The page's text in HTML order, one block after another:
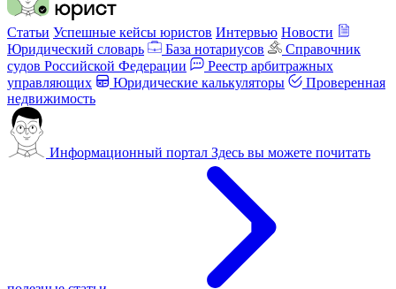
Статьи Успешные кейсы юристов Интервью Новости
Юридический словарь
База нотариусов
Справочник
судов Российской Федерации
Реестр арбитражных
управляющих
Юридические калькуляторы
Проверенная
недвижимость
Информационный портал Здесь вы можете почитать